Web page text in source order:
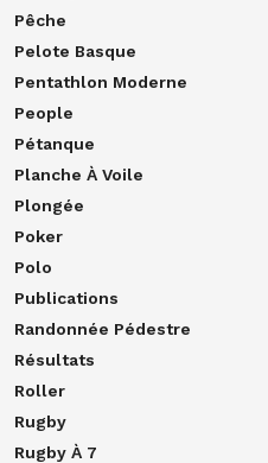
Pêche
Pelote Basque
Pentathlon Moderne
People
Pétanque
Planche À Voile
Plongée
Poker
Polo
Publications
Randonnée Pédestre
Résultats
Roller
Rugby
Rugby À 7